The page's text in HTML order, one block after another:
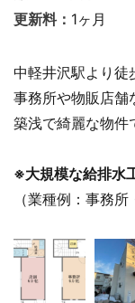
更新料： 1ヶ月
中軽井沢駅より徒
事務所や物販店舗
築浅で綺麗な物件
※大規模な給排水
（業種例：事務